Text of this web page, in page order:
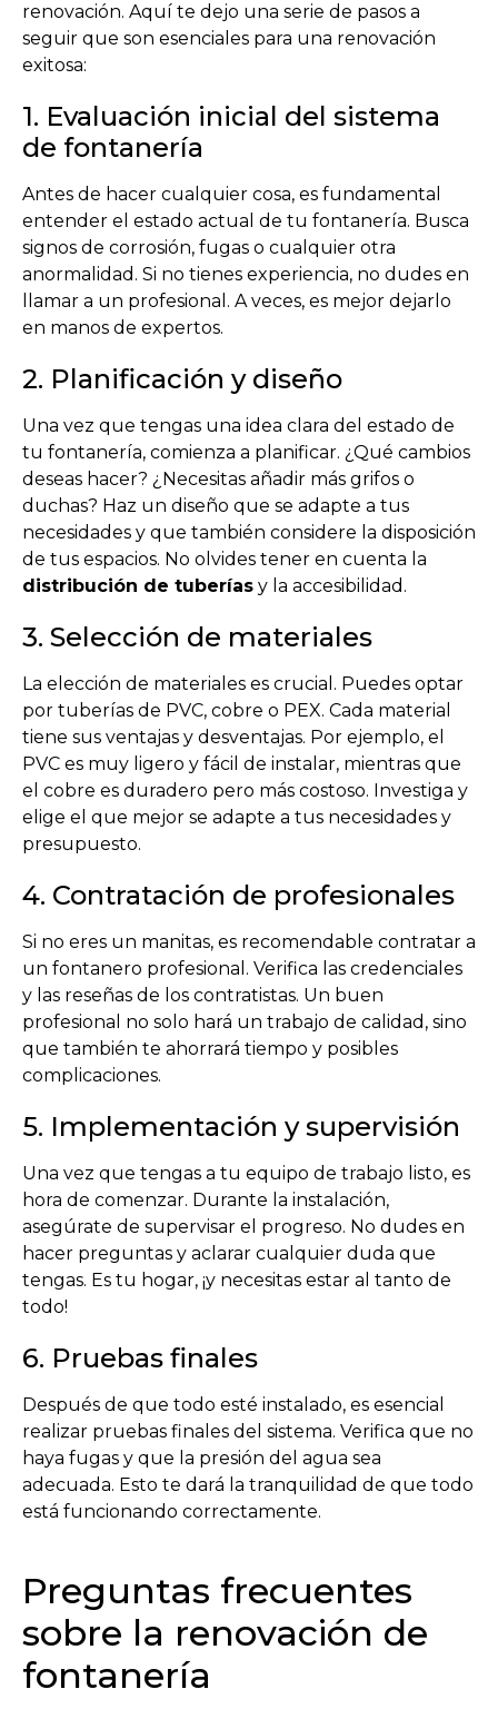
renovación. Aquí te dejo una serie de pasos a
seguir que son esenciales para una renovación
exitosa:
1. Evaluación inicial del sistema
de fontanería
Antes de hacer cualquier cosa, es fundamental
entender el estado actual de tu fontanería. Busca
signos de corrosión, fugas o cualquier otra
anormalidad. Si no tienes experiencia, no dudes en
llamar a un profesional. A veces, es mejor dejarlo
en manos de expertos.
2. Planificación y diseño
Una vez que tengas una idea clara del estado de
tu fontanería, comienza a planificar. ¿Qué cambios
deseas hacer? ¿Necesitas añadir más grifos o
duchas? Haz un diseño que se adapte a tus
necesidades y que también considere la disposición
de tus espacios. No olvides tener en cuenta la
distribución de tuberías y la accesibilidad.
3. Selección de materiales
La elección de materiales es crucial. Puedes optar
por tuberías de PVC, cobre o PEX. Cada material
tiene sus ventajas y desventajas. Por ejemplo, el
PVC es muy ligero y fácil de instalar, mientras que
el cobre es duradero pero más costoso. Investiga y
elige el que mejor se adapte a tus necesidades y
presupuesto.
4. Contratación de profesionales
Si no eres un manitas, es recomendable contratar a
un fontanero profesional. Verifica las credenciales
y las reseñas de los contratistas. Un buen
profesional no solo hará un trabajo de calidad, sino
que también te ahorrará tiempo y posibles
complicaciones.
5. Implementación y supervisión
Una vez que tengas a tu equipo de trabajo listo, es
hora de comenzar. Durante la instalación,
asegúrate de supervisar el progreso. No dudes en
hacer preguntas y aclarar cualquier duda que
tengas. Es tu hogar, ¡y necesitas estar al tanto de
todo!
6. Pruebas finales
Después de que todo esté instalado, es esencial
realizar pruebas finales del sistema. Verifica que no
haya fugas y que la presión del agua sea
adecuada. Esto te dará la tranquilidad de que todo
está funcionando correctamente.
Preguntas frecuentes
sobre la renovación de
fontanería